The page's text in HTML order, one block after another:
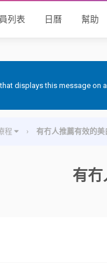
列表 日曆 幫助
displays this message on
程 › 有冇人推薦有效的美
有冇